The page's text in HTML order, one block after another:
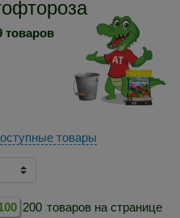
товаров
товары
200 товаров на странице